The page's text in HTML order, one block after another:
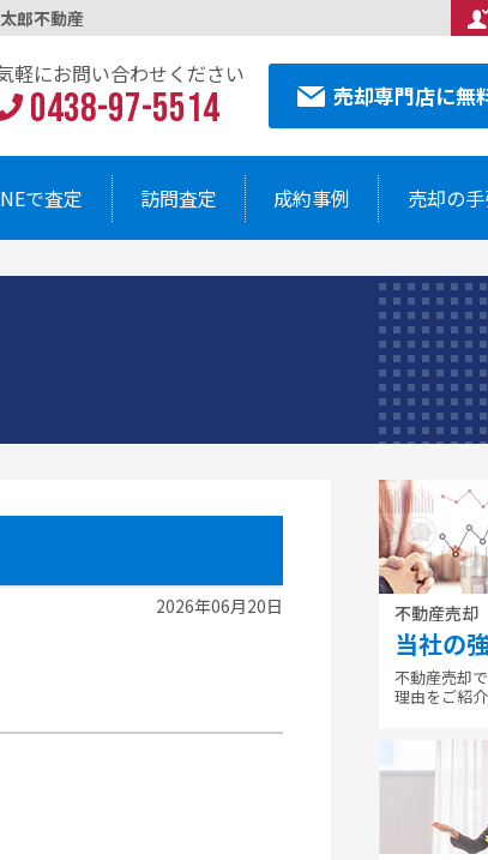
郎不動産
軽にお問い合わせください
0438-97-5514 売却専門店に無
0438-97-5514
で査定 訪問査定 成約事例 売却の手
2026年06月20日 不動産売却
当社の
不動産売却
理由をご紹介